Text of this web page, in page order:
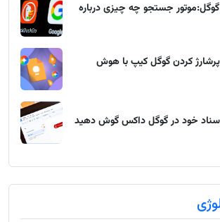
گوگل:موتور جستجو چه چیزی درباره
کردن گوگل کیپ با هوش
اسناد خود در گوگل داکس گوش دهید